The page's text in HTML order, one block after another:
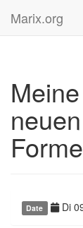
Marix.org
Date Di